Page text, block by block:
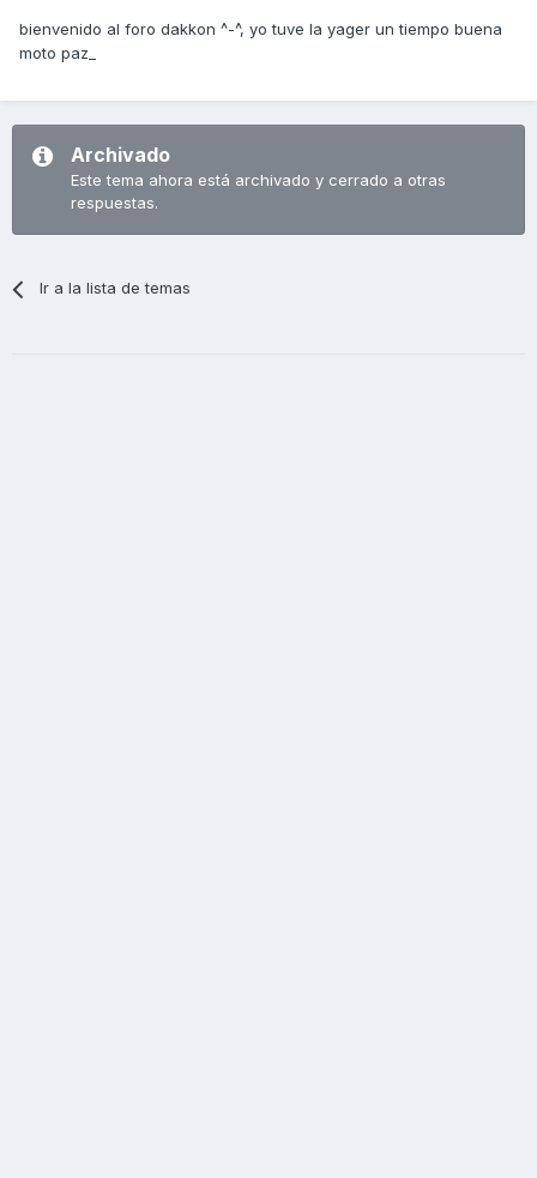
bienvenido al foro dakkon ^-^, yo tuve la yager un tiempo buena
moto paz_
Archivado
Este tema ahora está archivado y cerrado a otras
respuestas.
Ir a la lista de temas